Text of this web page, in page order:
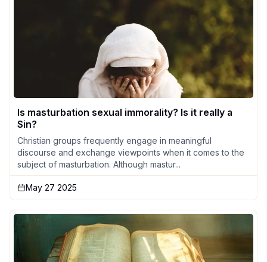
Is masturbation sexual immorality? Is it really a
Sin?
Christian groups frequently engage in meaningful
discourse and exchange viewpoints when it comes to the
subject of masturbation. Although mastur...
May 27 2025